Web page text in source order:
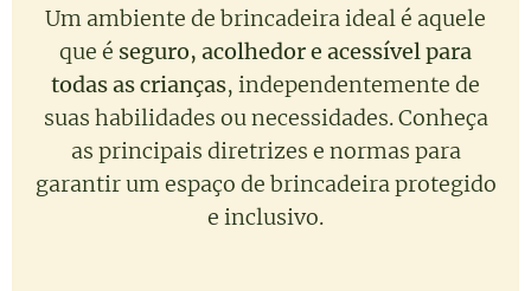
Um ambiente de brincadeira ideal é aquele
que é seguro, acolhedor e acessível para
todas as crianças, independentemente de
suas habilidades ou necessidades. Conheça
as principais diretrizes e normas para
garantir um espaço de brincadeira protegido
e inclusivo.